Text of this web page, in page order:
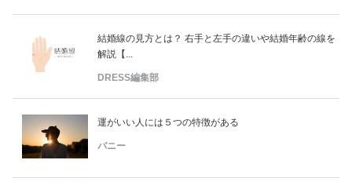
結婚線の見方とは？ 右手と左手の違いや結婚年齢の線を
解説【...
DRESS編集部
運がいい人には５つの特徴がある
バニー